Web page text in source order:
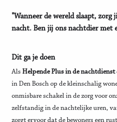
"Wanneer de wereld slaapt, zorg
nacht. Ben jij ons nachtdier met
Dit ga je doen
Als Helpende Plus in de nachtdienst
in Den Bosch op de kleinschalig
onmisbare schakel in de zorg voor
zelfstandig in de nachtelijke uren,
zorgt ervoor dat de bewoners een